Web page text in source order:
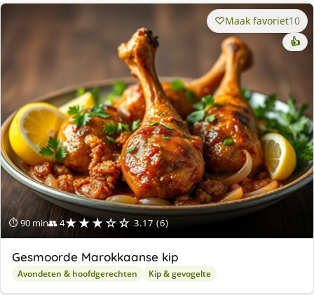
⏱ 90 min👥 4★★★☆☆ 3.17 (6)
Maak favoriet10
👍
Gesmoorde Marokkaanse kip
Avondeten & hoofdgerechten Kip & gevogelte